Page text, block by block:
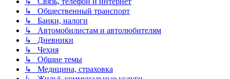
↳ Общественный транспорт
↳ Банки, налоги
↳ Автомобилистам и автолюбителям
↳ Дневники
↳ Чехия
↳ Общие темы
↳ Медицина, страховка